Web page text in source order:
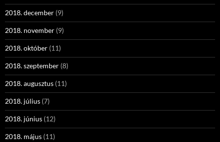
2018. december (9)
2018. november (9)
2018. október (11)
2018. szeptember (8)
2018. augusztus (11)
2018. július (7)
2018. június (12)
2018. május (11)